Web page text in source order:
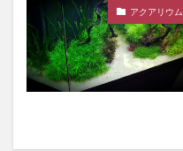
アクアリウム